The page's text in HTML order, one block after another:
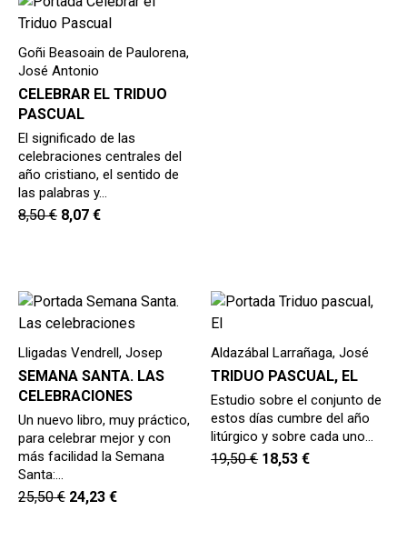
MI CUENTA
BUSCAR
CAT
ESP
Goñi Beasoain de Paulorena,
José Antonio
CELEBRAR EL TRIDUO
PASCUAL
El significado de las
celebraciones centrales del
año cristiano, el sentido de
las palabras y…
8,50€ 8,07 €
Lligadas Vendrell, Josep
SEMANA SANTA. LAS
CELEBRACIONES
Un nuevo libro, muy práctico,
para celebrar mejor y con
más facilidad la Semana
Santa:…
25,50€ 24,23 €
Aldazábal Larrañaga, José
TRIDUO PASCUAL, EL
Estudio sobre el conjunto de
estos días cumbre del año
litúrgico y sobre cada uno…
19,50€ 18,53€